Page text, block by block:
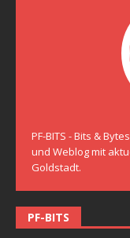
PF-BITS - Bits &
und Weblog mit
Goldstadt.
PF-BITS